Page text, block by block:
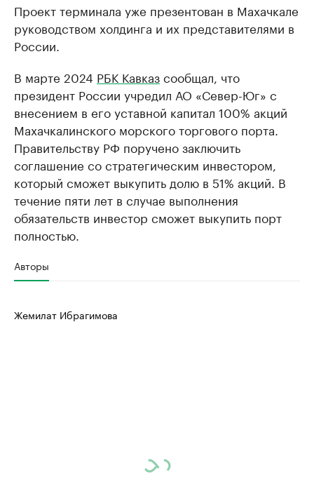
Проект терминала уже презентован в Махачкале
руководством холдинга и их представителями в
России.
В марте 2024 РБК Кавказсообщал, что
президент России учредил АО «Север-Юг» с
внесением в его уставной капитал 100% акций
Махачкалинского морского торгового порта.
Правительству РФ поручено заключить
соглашение со стратегическим инвестором,
который сможет выкупить долю в 51% акций. В
течение пяти лет в случае выполнения
обязательств инвестор сможет выкупить порт
полностью.
Авторы
Жемилат Ибрагимова